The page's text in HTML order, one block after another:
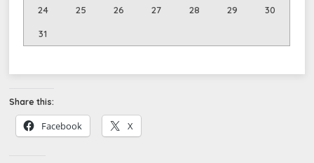
24 25 26 27 28 29 30
31
Share this:
Facebook X